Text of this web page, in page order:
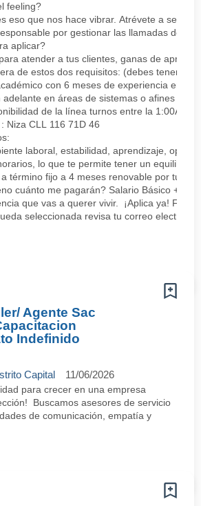
feeling?
eso que nos hace vibrar. Atrévete a ser
por gestionar las llamadas de
aplicar?
atender a tus clientes, ganas de
de estos dos requisitos: (debes tener
con 6 meses de experiencia en
adelante en áreas de sistemas o afines
de la línea turnos entre la 1:00AM
Niza CLL 116 71D 46
laboral, estabilidad, aprendizaje,
lo que te permite tener un equilibrio
término fijo a 4 meses renovable por tu
cuánto me pagarán? Salario Básico +
que vas a querer vivir. ¡Aplica ya!
seleccionada revisa tu correo
Agente Sac
Indefinido
Capital 11/06/2026
para crecer en una empresa
Buscamos asesores de servicio
de comunicación, empatía y